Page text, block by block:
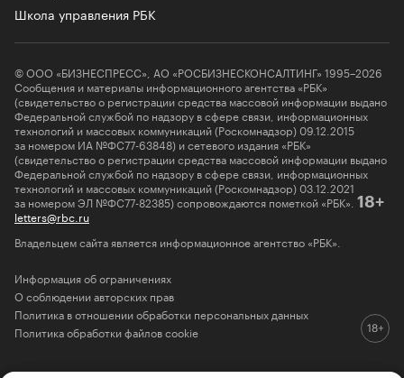
Школа управления РБК
© ООО «БИЗНЕСПРЕСС», АО «РОСБИЗНЕСКОНСАЛТИНГ» 1995–2026
Сообщения и материалы информационного агентства «РБК»
(свидетельство о регистрации средства массовой информации выдано
Федеральной службой по надзору в сфере связи, информационных
технологий и массовых коммуникаций (Роскомнадзор) 09.12.2015
за номером ИА №ФС77-63848) и сетевого издания «РБК»
(свидетельство о регистрации средства массовой информации выдано
Федеральной службой по надзору в сфере связи, информационных
технологий и массовых коммуникаций (Роскомнадзор) 03.12.2021
за номером ЭЛ №ФС77-82385) сопровождаются пометкой «РБК». 18+
letters@rbc.ru
Владельцем сайта является информационное агентство «РБК».
Информация об ограничениях
О соблюдении авторских прав
Политика в отношении обработки персональных данных
Политика обработки файлов cookie